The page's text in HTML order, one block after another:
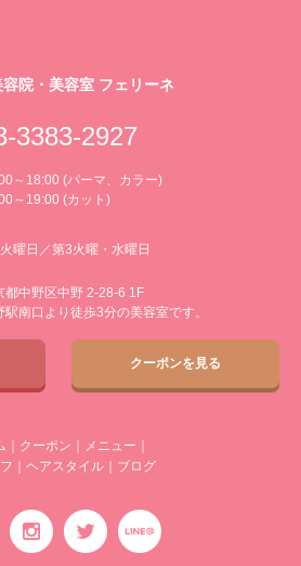
院・美容室 フェリーネ
3383-2927
～18:00 (パーマ、カラー)
～19:00 (カット)
曜日／第3火曜・水曜日
都中野区中野 2-28-6 1F
駅南口より徒歩3分の美容室です。
クーポンを見る
｜ クーポン ｜ メニュー ｜
｜ ヘアスタイル ｜ ブログ